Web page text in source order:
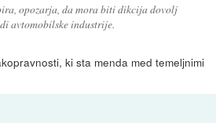
opozarja, da mora biti dikcija dovolj
avtomobilske industrije.
ki sta menda med temeljnimi